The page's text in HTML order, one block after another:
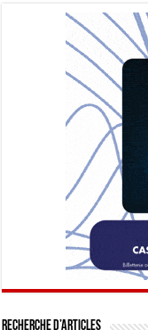
Recherche d’articles